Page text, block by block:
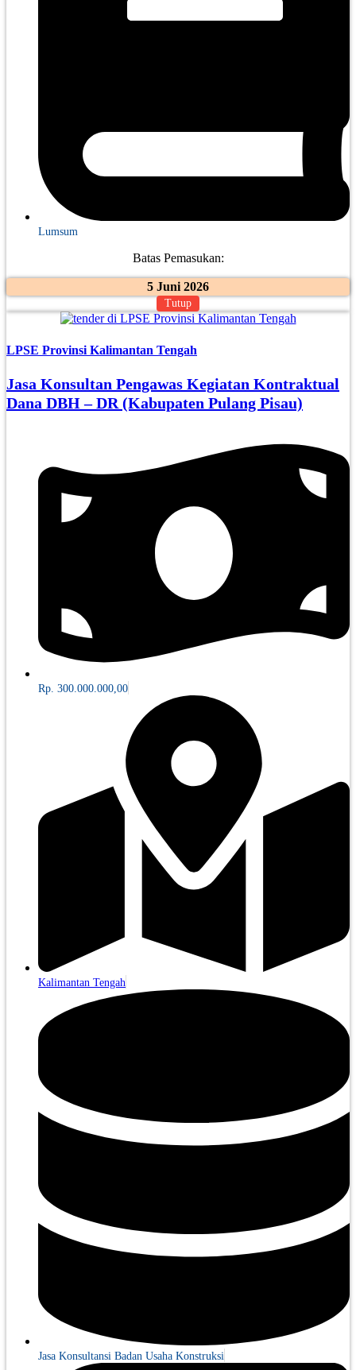
Lumsum
Batas Pemasukan:
5 Juni 2026
Tutup
LPSE Provinsi Kalimantan Tengah
Jasa Konsultan Pengawas Kegiatan Kontraktual
Dana DBH – DR (Kabupaten Pulang Pisau)
Rp. 300.000.000,00
Kalimantan Tengah
Jasa Konsultansi Badan Usaha Konstruksi